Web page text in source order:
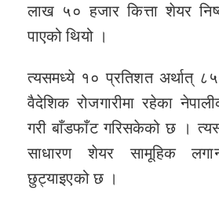
लाख ५० हजार कित्ता शेयर
पाएको थियो ।
त्यसमध्ये १० प्रतिशत अर्थात्
वैदेशिक रोजगारीमा रहेका
गरी बाँडफाँट गरिसकेको छ ।
साधारण शेयर सामूहिक
छुट्याइएको छ ।